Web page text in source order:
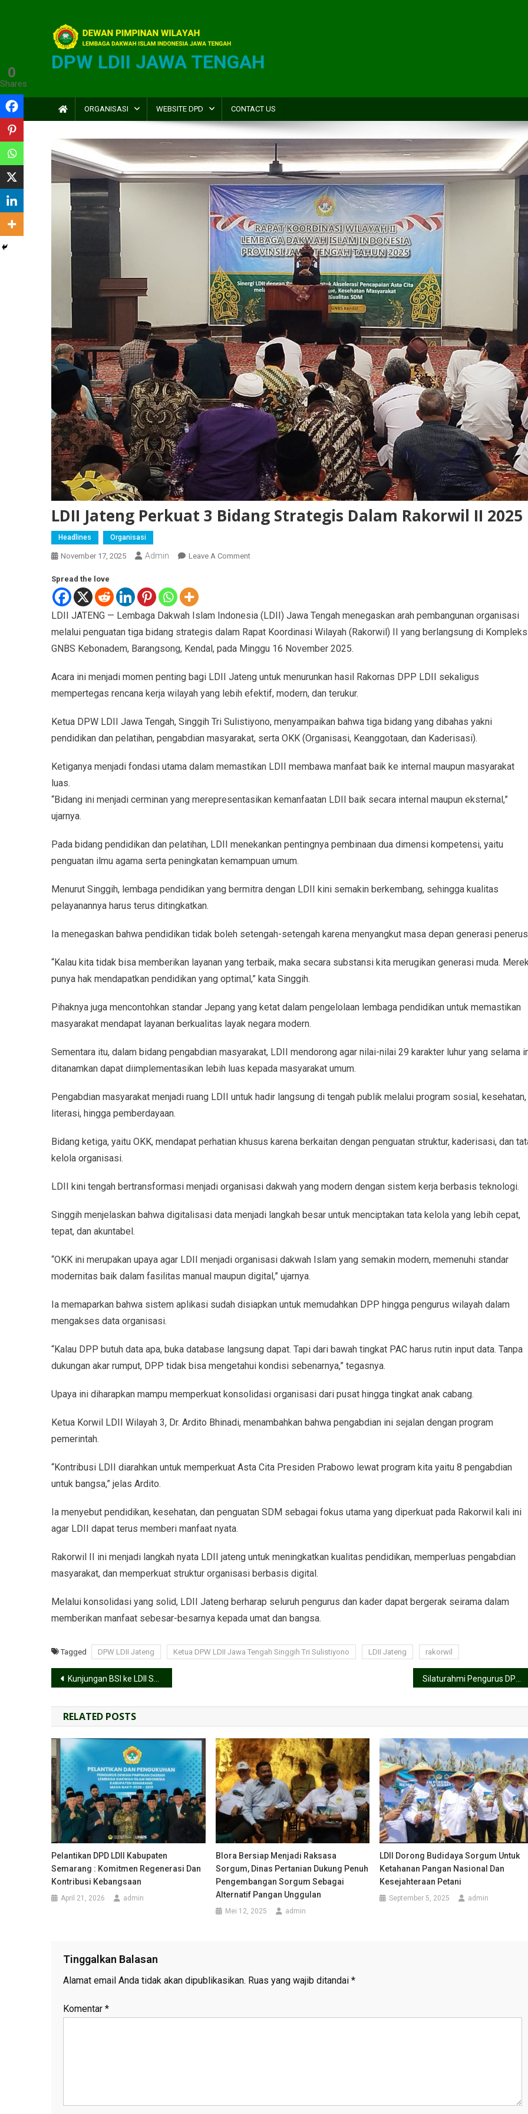
DPW LDII JAWA TENGAH
ORGANISASI WEBSITE DPD CONTACT US
LDII Jateng Perkuat 3 Bidang Strategis Dalam Rakorwil II 2025
Headlines Organisasi
November 17, 2025 Admin Leave A Comment
Spread the love
LDII JATENG — Lembaga Dakwah Islam Indonesia (LDII) Jawa Tengah menegaskan arah pembangunan organisasi
melalui penguatan tiga bidang strategis dalam Rapat Koordinasi Wilayah (Rakorwil) II yang berlangsung di Kompleks
GNBS Kebonadem, Barangsong, Kendal, pada Minggu 16 November 2025.
Acara ini menjadi momen penting bagi LDII Jateng untuk menurunkan hasil Rakornas DPP LDII sekaligus
mempertegas rencana kerja wilayah yang lebih efektif, modern, dan terukur.
Ketua DPW LDII Jawa Tengah, Singgih Tri Sulistiyono, menyampaikan bahwa tiga bidang yang dibahas yakni
pendidikan dan pelatihan, pengabdian masyarakat, serta OKK (Organisasi, Keanggotaan, dan Kaderisasi).
Ketiganya menjadi fondasi utama dalam memastikan LDII membawa manfaat baik ke internal maupun masyarakat
luas.
“Bidang ini menjadi cerminan yang merepresentasikan kemanfaatan LDII baik secara internal maupun eksternal,”
ujarnya.
Pada bidang pendidikan dan pelatihan, LDII menekankan pentingnya pembinaan dua dimensi kompetensi, yaitu
penguatan ilmu agama serta peningkatan kemampuan umum.
Menurut Singgih, lembaga pendidikan yang bermitra dengan LDII kini semakin berkembang, sehingga kualitas
pelayanannya harus terus ditingkatkan.
Ia menegaskan bahwa pendidikan tidak boleh setengah-setengah karena menyangkut masa depan generasi
“Kalau kita tidak bisa memberikan layanan yang terbaik, maka secara substansi kita merugikan generasi muda.
punya hak mendapatkan pendidikan yang optimal,” kata Singgih.
Pihaknya juga mencontohkan standar Jepang yang ketat dalam pengelolaan lembaga pendidikan untuk memastikan
masyarakat mendapat layanan berkualitas layak negara modern.
Sementara itu, dalam bidang pengabdian masyarakat, LDII mendorong agar nilai-nilai 29 karakter luhur yang selama
ditanamkan dapat diimplementasikan lebih luas kepada masyarakat umum.
Pengabdian masyarakat menjadi ruang LDII untuk hadir langsung di tengah publik melalui program sosial, kesehatan,
literasi, hingga pemberdayaan.
Bidang ketiga, yaitu OKK, mendapat perhatian khusus karena berkaitan dengan penguatan struktur, kaderisasi, dan
kelola organisasi.
LDII kini tengah bertransformasi menjadi organisasi dakwah yang modern dengan sistem kerja berbasis teknologi.
Singgih menjelaskan bahwa digitalisasi data menjadi langkah besar untuk menciptakan tata kelola yang lebih cepat,
tepat, dan akuntabel.
“OKK ini merupakan upaya agar LDII menjadi organisasi dakwah Islam yang semakin modern, memenuhi standar
modernitas baik dalam fasilitas manual maupun digital,” ujarnya.
Ia memaparkan bahwa sistem aplikasi sudah disiapkan untuk memudahkan DPP hingga pengurus wilayah dalam
mengakses data organisasi.
“Kalau DPP butuh data apa, buka database langsung dapat. Tapi dari bawah tingkat PAC harus rutin input data. Tanpa
dukungan akar rumput, DPP tidak bisa mengetahui kondisi sebenarnya,” tegasnya.
Upaya ini diharapkan mampu memperkuat konsolidasi organisasi dari pusat hingga tingkat anak cabang.
Ketua Korwil LDII Wilayah 3, Dr. Ardito Bhinadi, menambahkan bahwa pengabdian ini sejalan dengan program
pemerintah.
“Kontribusi LDII diarahkan untuk memperkuat Asta Cita Presiden Prabowo lewat program kita yaitu 8 pengabdian
untuk bangsa,” jelas Ardito.
Ia menyebut pendidikan, kesehatan, dan penguatan SDM sebagai fokus utama yang diperkuat pada Rakorwil kali ini
agar LDII dapat terus memberi manfaat nyata.
Rakorwil II ini menjadi langkah nyata LDII jateng untuk meningkatkan kualitas pendidikan, memperluas pengabdian
masyarakat, dan memperkuat struktur organisasi berbasis digital.
Melalui konsolidasi yang solid, LDII Jateng berharap seluruh pengurus dan kader dapat bergerak seirama dalam
memberikan manfaat sebesar-besarnya kepada umat dan bangsa.
0
Shares
Tagged DPW LDII Jateng Ketua DPW LDII Jawa Tengah Singgih Tri Sulistiyono LDII Jateng rakorwil
Kunjungan BSI ke LDII Sukoharjo: Perkuat Kolaborasi Ekonomi Syariah dan Pemberdayaan Umat Silaturahmi Pengurus DPW LDII Jateng ke Binmas Polda: Perkuat Sinergi Keamanan dan Kebersamaan Umat
RELATED POSTS
Pelantikan DPD LDII Kabupaten
Semarang : Komitmen Regenerasi Dan
Kontribusi Kebangsaan
April 21, 2026 admin
Blora Bersiap Menjadi Raksasa
Sorgum, Dinas Pertanian Dukung Penuh
Pengembangan Sorgum Sebagai
Alternatif Pangan Unggulan
Mei 12, 2025 admin
LDII Dorong Budidaya Sorgum Untuk
Ketahanan Pangan Nasional Dan
Kesejahteraan Petani
September 5, 2025 admin
Tinggalkan Balasan
Alamat email Anda tidak akan dipublikasikan. Ruas yang wajib ditandai *
Komentar *